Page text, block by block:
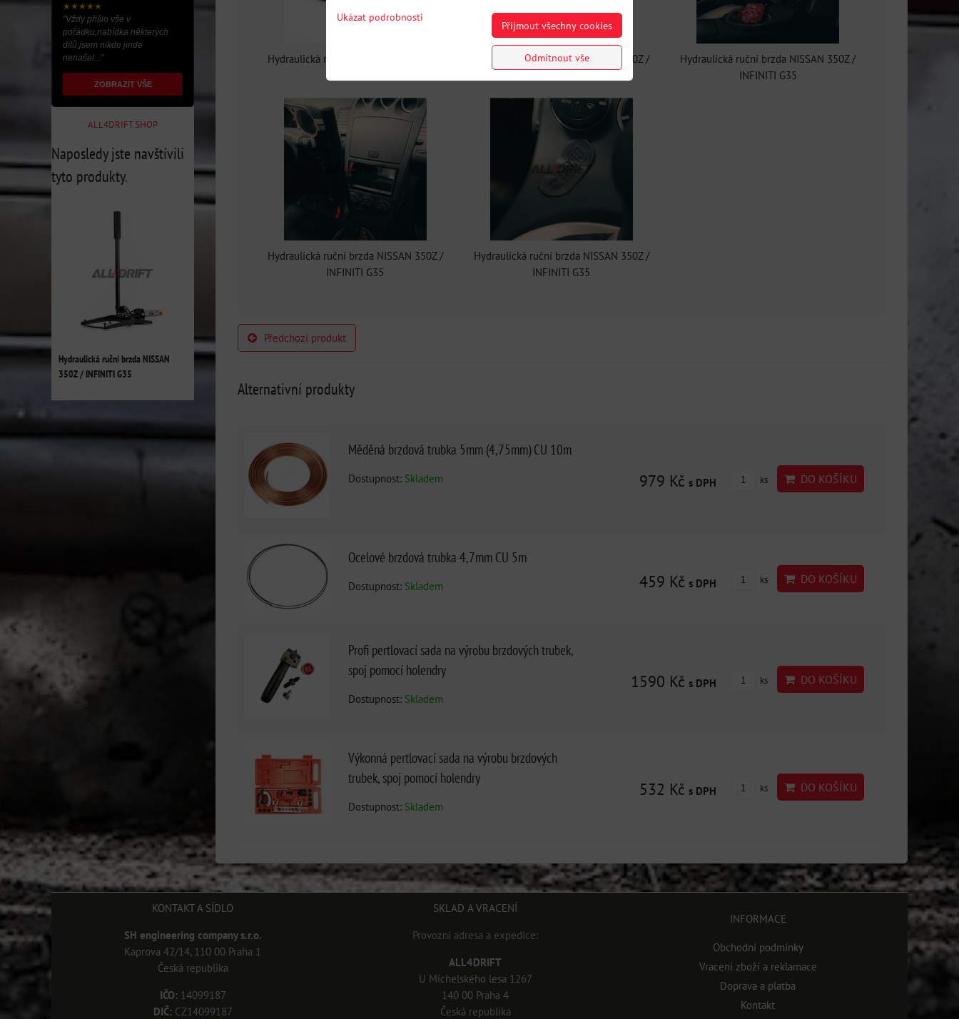
Hydraulická ruční brzda NISSAN 350Z /
INFINITI G35
Hydraulická ruční brzda NISSAN 350Z /
Hydraulická ruční brzda NISSAN 350Z /
INFINITI G35
Hydraulická ruční brzda NISSAN 350Z /
INFINITI G35
Hydraulická ruční brzda NISSAN 350Z /
INFINITI G35
Předchozí produkt
Alternativní produkty
Měděná brzdová trubka 5mm (4,75mm) CU 10m
Dostupnost: Skladem 979 Kč s DPH ks DO KOŠÍKU
Ocelové brzdová trubka 4,7mm CU 5m
Dostupnost: Skladem 459 Kč s DPH ks DO KOŠÍKU
Profi pertlovací sada na výrobu brzdových trubek,
spoj pomocí holendry
Dostupnost: Skladem
1590 Kč s DPH ks DO KOŠÍKU
Výkonná pertlovací sada na výrobu brzdových
trubek, spoj pomocí holendry
Dostupnost: Skladem
532 Kč s DPH ks DO KOŠÍKU
★★★★★
"Vždy přišlo vše v
pořádku,nabídka některých
dílů,jsem nikde jinde
nenašel..."
ZOBRAZIT VŠE
ALL4DRIFT.SHOP
Naposledy jste navštívili
tyto produkty.
Hydraulická ruční brzda NISSAN
350Z / INFINITI G35
KONTAKT A SÍDLO
SH engineering company s.r.o.
Kaprova 42/14, 110 00 Praha 1
Česká republika
IČO:14099187
DIČ:CZ14099187
SKLAD A VRACENÍ
Provozní adresa a expedice:
ALL4DRIFT
U Michelského lesa 1267
140 00 Praha 4
Česká republika
INFORMACE
Obchodní podmínky
Vracení zboží a reklamace
Doprava a platba
Kontakt
Ukázat podrobnosti
Přijmout všechny cookies
Odmítnout vše